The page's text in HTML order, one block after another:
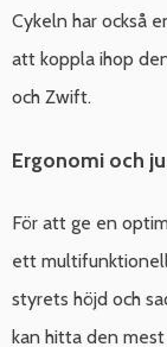
Cykeln har också
att koppla ihop
och Zwift.
Ergonomi och
För att ge en
ett
styrets höjd och
kan hitta den